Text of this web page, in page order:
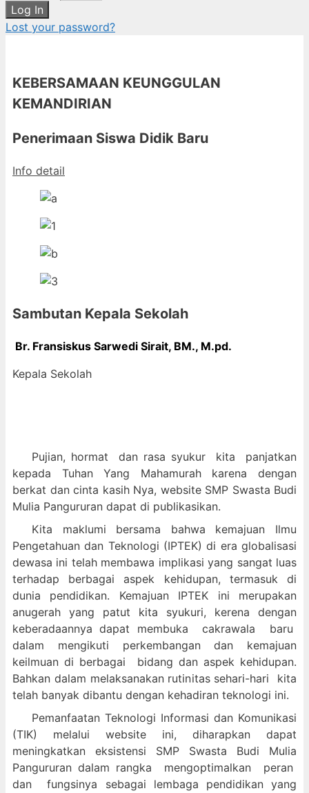
Log In
Lost your password?
KEBERSAMAAN KEUNGGULAN
KEMANDIRIAN
Penerimaan Siswa Didik Baru
Info detail
Sambutan Kepala Sekolah
Br. Fransiskus Sarwedi Sirait, BM., M.pd.
Kepala Sekolah
Pujian, hormat dan rasa syukur kita panjatkan
kepada Tuhan Yang Mahamurah karena dengan
berkat dan cinta kasih Nya, website SMP Swasta Budi
Mulia Pangururan dapat di publikasikan.
Kita maklumi bersama bahwa kemajuan Ilmu
Pengetahuan dan Teknologi (IPTEK) di era globalisasi
dewasa ini telah membawa implikasi yang sangat luas
terhadap berbagai aspek kehidupan, termasuk di
dunia pendidikan. Kemajuan IPTEK ini merupakan
anugerah yang patut kita syukuri, kerena dengan
keberadaannya dapat membuka cakrawala baru
dalam mengikuti perkembangan dan kemajuan
keilmuan di berbagai bidang dan aspek kehidupan.
Bahkan dalam melaksanakan rutinitas sehari-hari kita
telah banyak dibantu dengan kehadiran teknologi ini.
Pemanfaatan Teknologi Informasi dan Komunikasi
(TIK) melalui website ini, diharapkan dapat
meningkatkan eksistensi SMP Swasta Budi Mulia
Pangururan dalam rangka mengoptimalkan peran
dan fungsinya sebagai lembaga pendidikan yang